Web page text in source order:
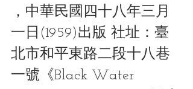
，中華民國四十八年三月
一日(1959)出版 社址：臺
北市和平東路二段十八巷
一號《Black Water